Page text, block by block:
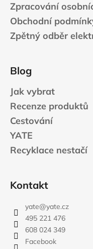
Zpracování
Obchodní
Zpětný odběr
Blog
Jak vybrat
Recenze produktů
Cestování
YATE
Recyklace nestačí
Kontakt
yate@yate.cz
495 221 476
608 024 349
Facebook